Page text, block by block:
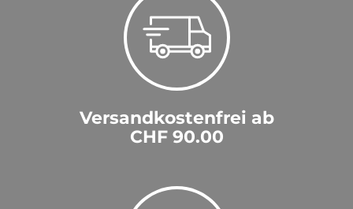
Versandkostenfrei ab
CHF 90.00